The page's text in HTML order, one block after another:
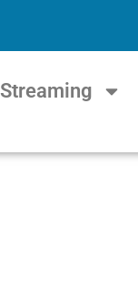
Streaming